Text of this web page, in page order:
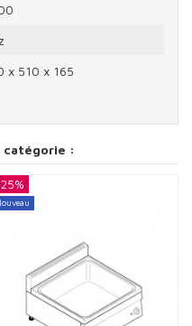
x 510 x 165
catégorie :